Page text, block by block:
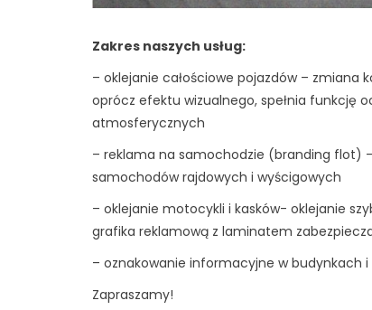
Zakres naszych usług:
– oklejanie całościowe pojazdów – zmiana
oprócz efektu wizualnego, spełnia funkcję
atmosferycznych
– reklama na samochodzie (branding flot)
samochodów rajdowych i wyścigowych
– oklejanie motocykli i kasków- oklejanie
grafika reklamową z laminatem
– oznakowanie informacyjne w budynkach
Zapraszamy!